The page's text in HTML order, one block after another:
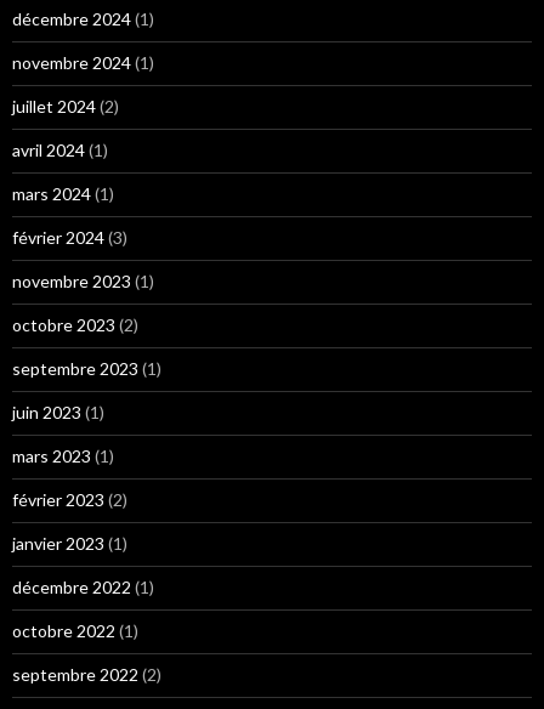
décembre 2024(1)
novembre 2024(1)
juillet 2024(2)
avril 2024(1)
mars 2024(1)
février 2024(3)
novembre 2023 (1)
octobre 2023 (2)
septembre 2023 (1)
juin 2023 (1)
mars 2023 (1)
février 2023 (2)
janvier 2023 (1)
décembre 2022 (1)
octobre 2022 (1)
septembre 2022 (2)